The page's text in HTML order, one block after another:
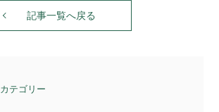
記事一覧へ戻る
カテゴリー